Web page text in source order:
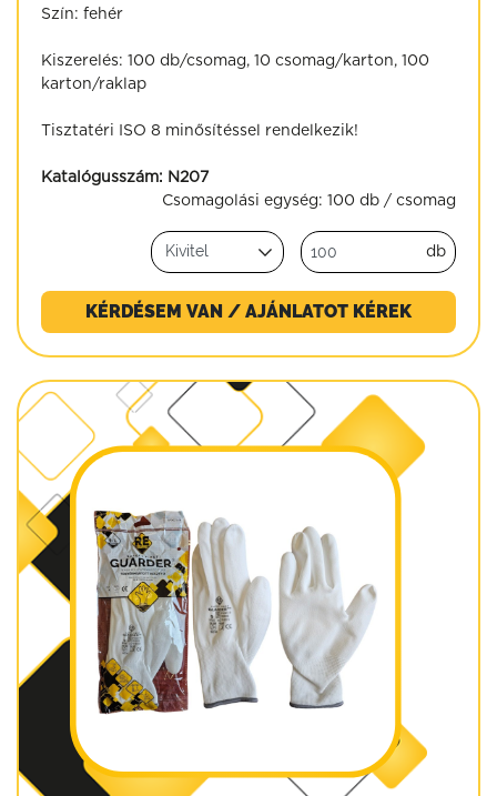
Szín: fehér
Kiszerelés: 100 db/csomag, 10 csomag/karton, 100
karton/raklap
Tisztatéri ISO 8 minősítéssel rendelkezik!
Katalógusszám: N207
Csomagolási egység: 100 db / csomag
db
KÉRDÉSEM VAN / AJÁNLATOT KÉREK